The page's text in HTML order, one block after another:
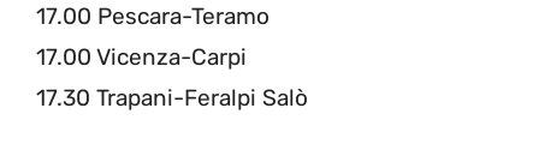
17.00 Pescara-Teramo
17.00 Vicenza-Carpi
17.30 Trapani-Feralpi Salò